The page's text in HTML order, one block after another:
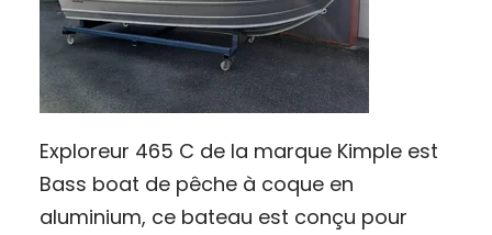
Exploreur 465 C de la marque Kimple est
Bass boat de pêche à coque en
aluminium, ce bateau est conçu pour